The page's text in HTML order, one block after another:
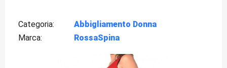
Categoria
Abbigliamento Donna
Marca
RossaSpina